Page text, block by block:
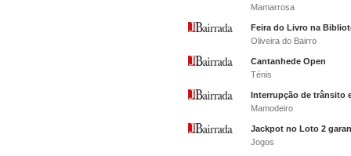
Mamarrosa
Feira do Livro na
Oliveira do Bairro
Cantanhede Open
Ténis
Interrupção de trânsito
Mamodeiro
Jackpot no Loto 2
Jogos